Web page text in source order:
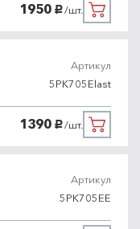
1950 руб./шт.
Артикул
5PK705Elast
1390 руб./шт.
Артикул
5PK705EE